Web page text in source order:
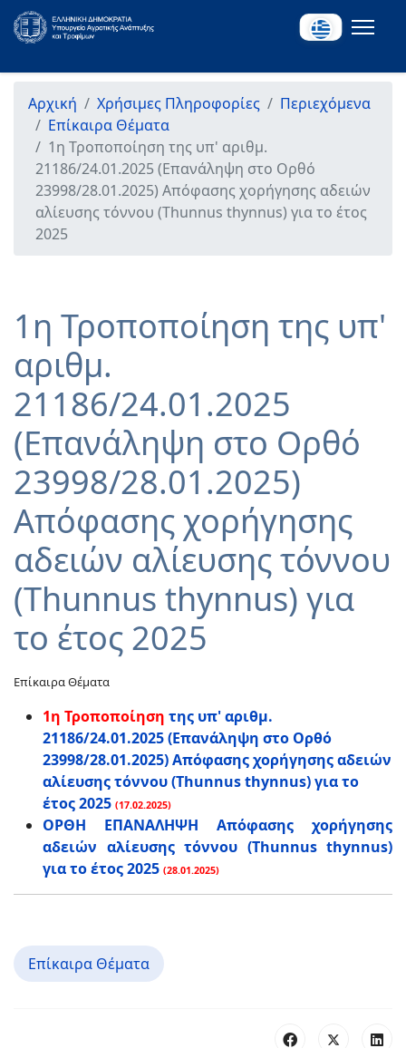
Αρχική Χρήσιμες Πληροφορίες
Περιεχόμενα
Επίκαιρα Θέματα
1η Τροποποίηση της υπ' αριθμ.
21186/24.01.2025 (Επανάληψη στο Ορθό
23998/28.01.2025) Απόφασης χορήγησης αδειών
αλίευσης τόννου (Thunnus thynnus) για το έτος
2025
1η Τροποποίηση της υπ'
αριθμ.
21186/24.01.2025
(Επανάληψη στο Ορθό
23998/28.01.2025)
Απόφασης χορήγησης
αδειών αλίευσης τόννου
(Thunnus thynnus) για
το έτος 2025
Επίκαιρα Θέματα
1η Τροποποίηση της υπ' αριθμ.
21186/24.01.2025 (Επανάληψη στο Ορθό
23998/28.01.2025) Απόφασης χορήγησης αδειών
αλίευσης τόννου (Thunnus thynnus) για το
έτος 2025 (17.02.2025)
ΟΡΘΗ ΕΠΑΝΑΛΗΨΗ Απόφασης χορήγησης
αδειών αλίευσης τόννου (Thunnus thynnus)
για το έτος 2025 (28.01.2025)
Επίκαιρα Θέματα